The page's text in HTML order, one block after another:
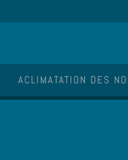
ACLIMATATION DES